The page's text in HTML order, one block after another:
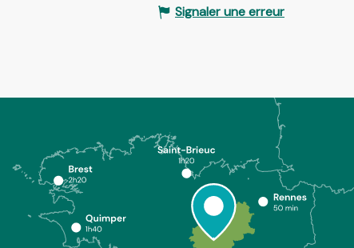
Signaler une erreur